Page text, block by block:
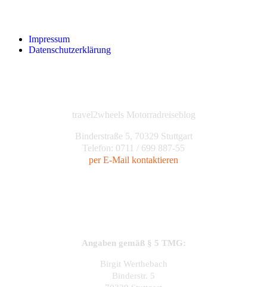
Impressum
Datenschutzerklärung
travel2wheels Motorradreiseblog
Binderstraße 5, 70329 Stuttgart
Telefon: 0711 / 699 887-55
per E-Mail kontaktieren
Angaben gemäß § 5 TMG:
Birgit Werthebach
Binderstr. 5